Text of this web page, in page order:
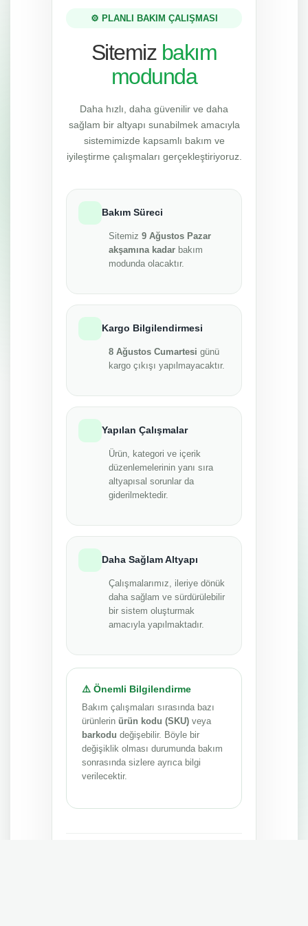
⚙️ PLANLI BAKIM ÇALIŞMASI
Sitemiz bakım
modunda
Daha hızlı, daha güvenilir ve daha
sağlam bir altyapı sunabilmek amacıyla
sistemimizde kapsamlı bakım ve
iyileştirme çalışmaları gerçekleştiriyoruz.
Bakım Süreci
Sitemiz 9 Ağustos Pazar
akşamına kadar bakım
modunda olacaktır.
Kargo Bilgilendirmesi
8 Ağustos Cumartesi günü
kargo çıkışı yapılmayacaktır.
Yapılan Çalışmalar
Ürün, kategori ve içerik
düzenlemelerinin yanı sıra
altyapısal sorunlar da
giderilmektedir.
Daha Sağlam Altyapı
Çalışmalarımız, ileriye dönük
daha sağlam ve sürdürülebilir
bir sistem oluşturmak
amacıyla yapılmaktadır.
⚠️ Önemli Bilgilendirme
Bakım çalışmaları sırasında bazı
ürünlerin ürün kodu (SKU) veya
barkodu değişebilir. Böyle bir
değişiklik olması durumunda bakım
sonrasında sizlere ayrıca bilgi
verilecektir.